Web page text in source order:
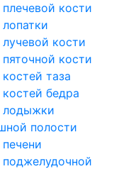
кости
кости
кости
таза
костей бедра
лодыжки
полости
поджелудочной